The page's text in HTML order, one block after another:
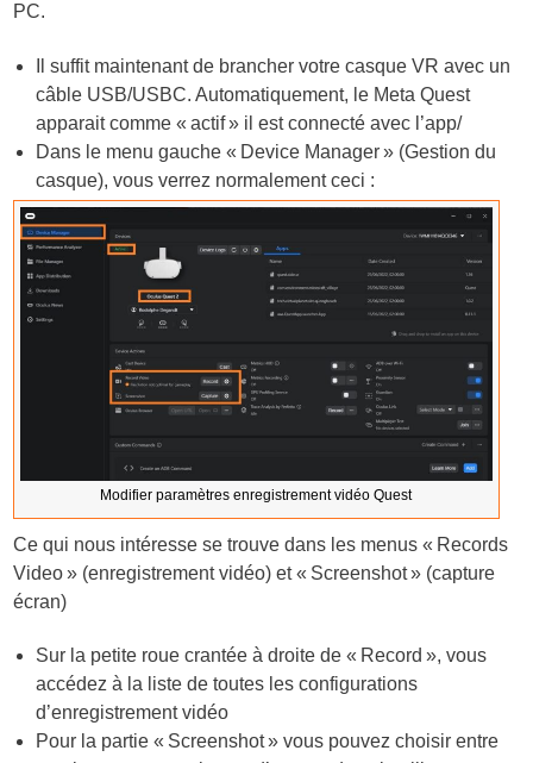
PC.
Il suffit maintenant de brancher votre casque VR avec un
câble USB/USBC. Automatiquement, le Meta Quest
apparait comme « actif » il est connecté avec l’app/
Dans le menu gauche « Device Manager » (Gestion du
casque), vous verrez normalement ceci :
Modifier paramètres enregistrement vidéo Quest
Ce qui nous intéresse se trouve dans les menus « Records
Video » (enregistrement vidéo) et « Screenshot » (capture
écran)
Sur la petite roue crantée à droite de « Record », vous
accédez à la liste de toutes les configurations
d’enregistrement vidéo
Pour la partie « Screenshot » vous pouvez choisir entre